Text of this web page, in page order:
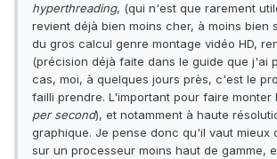
hyperthreading, (qui n'est que rarement
revient déjà bien moins cher, à moins bien
du gros calcul genre montage vidéo HD,
(précision déjà faite dans le guide que j'ai
cas, moi, à quelques jours près, c'est le
failli prendre. L'important pour faire monter
per second), et notamment à haute
graphique. Je pense donc qu'il vaut mieux
sur un processeur moins haut de gamme,